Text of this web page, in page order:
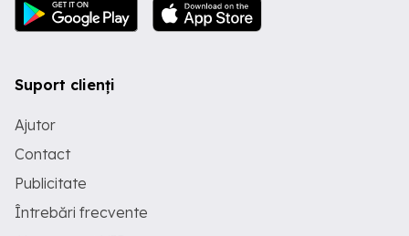
Suport clienți
Ajutor
Contact
Publicitate
Întrebări frecvente